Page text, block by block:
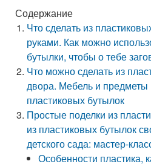
Содержание
Что сделать из
руками. Как можно
бутылки, чтобы о тебе
Что можно сделать из
двора. Мебель и предметы
пластиковых бутылок
Простые поделки из
из пластиковых бутылок
детского сада: мастер-
Особенности пластика,